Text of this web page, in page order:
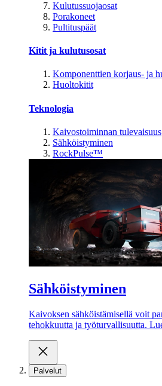
Kulutussuojaosat
Porakoneet
Pultituspäät
Kitit ja kulutusosat
Komponenttien korjaus- ja
Huoltokitit
Teknologia
Kaivostoiminnan tulevaisuus
Sähköistyminen
RockPulse™
Sähköistyminen
Kaivoksen sähköistämisellä voit
tehokkuutta ja työturvallisuutta.
Palvelut